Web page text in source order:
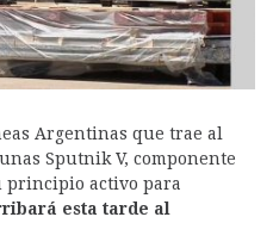
Argentinas que trae al
Sputnik V, componente
principio activo para
esta tarde al